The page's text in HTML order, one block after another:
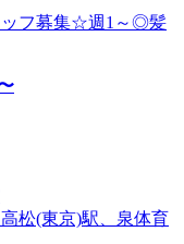
ッフ募集☆週1～◎髪
松(東京)駅、泉体育